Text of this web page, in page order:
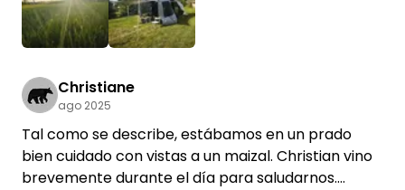
Christiane
ago 2025
Tal como se describe, estábamos en un prado
bien cuidado con vistas a un maizal. Christian vino
brevemente durante el día para saludarnos.